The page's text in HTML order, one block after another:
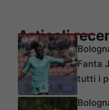
Articoli
Fanta
tutti i